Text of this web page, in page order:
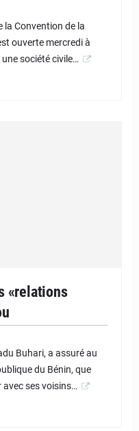
la Convention de la
ouverte mercredi à
société civile…
«relations
Buhari, a assuré au
du Bénin, que
ses voisins…